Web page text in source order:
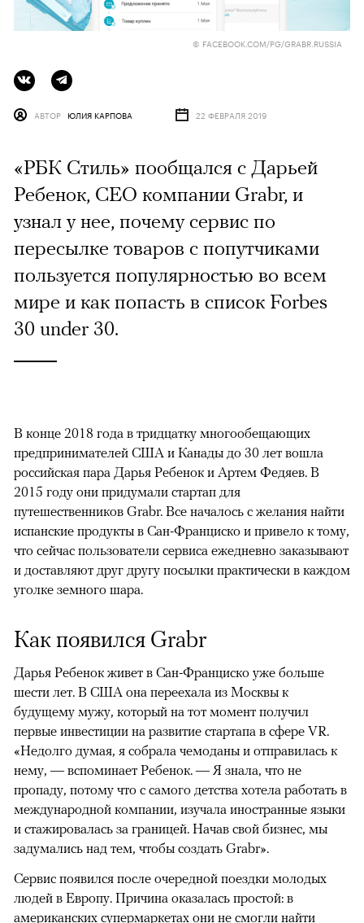
© FACEBOOK.COM/PG/GRABR.RUSSIA
АВТОР ЮЛИЯ КАРПОВА 22 ФЕВРАЛЯ 2019
«РБК Стиль» пообщался с Дарьей
Ребенок, CEO компании Grabr, и
узнал у нее, почему сервис по
пересылке товаров с попутчиками
пользуется популярностью во всем
мире и как попасть в список Forbes
30 under 30.
В конце 2018 года в тридцатку многообещающих
предпринимателей США и Канады до 30 лет вошла
российская пара Дарья Ребенок и Артем Федяев. В
2015 году они придумали стартап для
путешественников Grabr. Все началось с желания найти
испанские продукты в Сан-Франциско и привело к тому,
что сейчас пользователи сервиса ежедневно заказывают
и доставляют друг другу посылки практически в каждом
уголке земного шара.
Как появился Grabr
Дарья Ребенок живет в Сан-Франциско уже больше
шести лет. В США она переехала из Москвы к
будущему мужу, который на тот момент получил
первые инвестиции на развитие стартапа в сфере VR.
«Недолго думая, я собрала чемоданы и отправилась к
нему, — вспоминает Ребенок. — Я знала, что не
пропаду, потому что с самого детства хотела работать в
международной компании, изучала иностранные языки
и стажировалась за границей. Начав свой бизнес, мы
задумались над тем, чтобы создать Grabr».
Сервис появился после очередной поездки молодых
людей в Европу. Причина оказалась простой: в
американских супермаркетах они не смогли найти